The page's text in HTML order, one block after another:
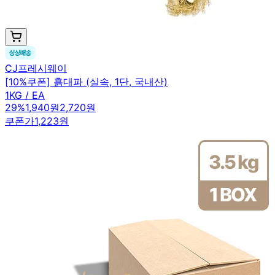
CJ프레시웨이
[10%쿠폰] 흙대파 (실속, 1단, 국내산)
1KG / EA
29%1,940원2,720원
쿠폰가1,223원